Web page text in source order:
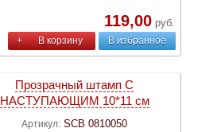
119,00руб.
+ В корзину В избранное
Прозрачный штамп С
НАСТУПАЮЩИМ 10*11 см
Артикул: SCB 0810050